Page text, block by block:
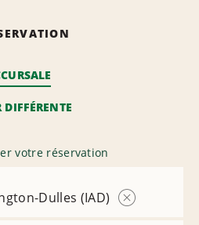
DIFFÉRENTE
votre réservation
Dulles (IAD)